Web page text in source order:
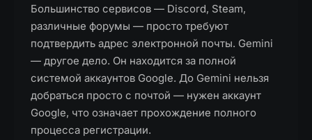
Большинство сервисов — Discord, Steam,
различные форумы — просто требуют
подтвердить адрес электронной почты. Gemini
— другое дело. Он находится за полной
системой аккаунтов Google. До Gemini нельзя
добраться просто с почтой — нужен аккаунт
Google, что означает прохождение полного
процесса регистрации.